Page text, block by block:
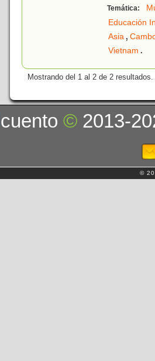
Temática:
Educación
Asia,
Vietnam .
Mostrando del 1 al 2 de 2 resultados.
cuento© 2013-
©